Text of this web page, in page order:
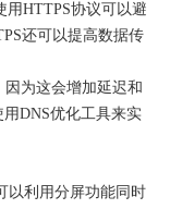
用HTTPS协议可以避
还可以提高数据传
为这会增加延迟和
DNS优化工具来实
以利用分屏功能同时